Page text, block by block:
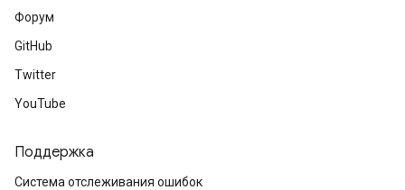
Форум
GitHub
Twitter
YouTube
Поддержка
Система отслеживания ошибок